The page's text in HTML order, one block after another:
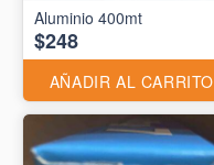
Aluminio 400mt
$248
AÑADIR AL CARRITO